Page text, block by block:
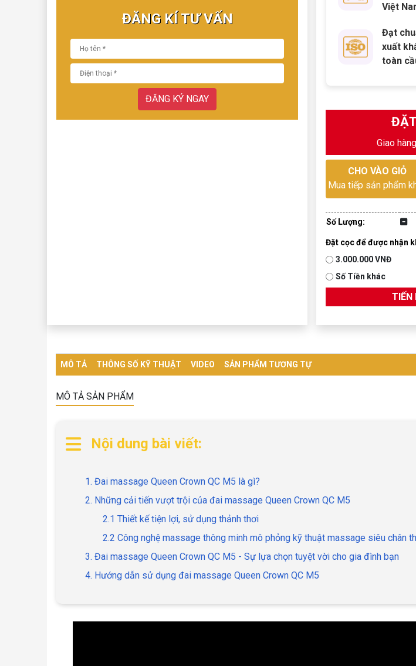
ĐĂNG KÍ TƯ VẤN
ĐĂNG KÝ NGAY
Việt
Đạt
xuất
toàn
Giao
CHO VÀO GIỎ
Mua tiếp sản phẩm
Số Lượng:
Đặt cọc để được nhận
3.000.000 VNĐ
Số Tiền khác
TIẾN
MÔ TẢ THÔNG SỐ KỸ THUẬT VIDEO SẢN PHẨM TƯƠNG TỰ
MÔ TẢ SẢN PHẨM
Nội dung bài viết:
1. Đai massage Queen Crown QC M5 là gì?
2. Những cải tiến vượt trội của đai massage Queen Crown QC M5
2.1 Thiết kế tiện lợi, sử dụng thảnh thơi
2.2 Công nghệ massage thông minh mô phỏng kỹ thuật massage siêu chân
3. Đai massage Queen Crown QC M5 - Sự lựa chọn tuyệt vời cho gia đình bạn
4. Hướng dẫn sử dụng đai massage Queen Crown QC M5